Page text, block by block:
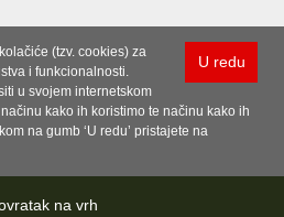
U redu
(tzv. cookies) za
i funkcionalnosti.
u svojem internetskom
kako ih koristimo te načinu kako ih
na gumb ‘U redu’ pristajete na
na vrh